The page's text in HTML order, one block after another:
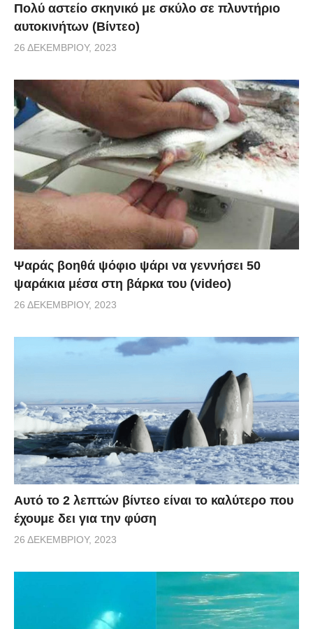
Πολύ αστείο σκηνικό με σκύλο σε πλυντήριο
αυτοκινήτων (Βίντεο)
26 ΔΕΚΕΜΒΡΊΟΥ, 2023
Ψαράς βοηθά ψόφιο ψάρι να γεννήσει 50
ψαράκια μέσα στη βάρκα του (video)
26 ΔΕΚΕΜΒΡΊΟΥ, 2023
Αυτό το 2 λεπτών βίντεο είναι το καλύτερο που
έχουμε δει για την φύση
26 ΔΕΚΕΜΒΡΊΟΥ, 2023